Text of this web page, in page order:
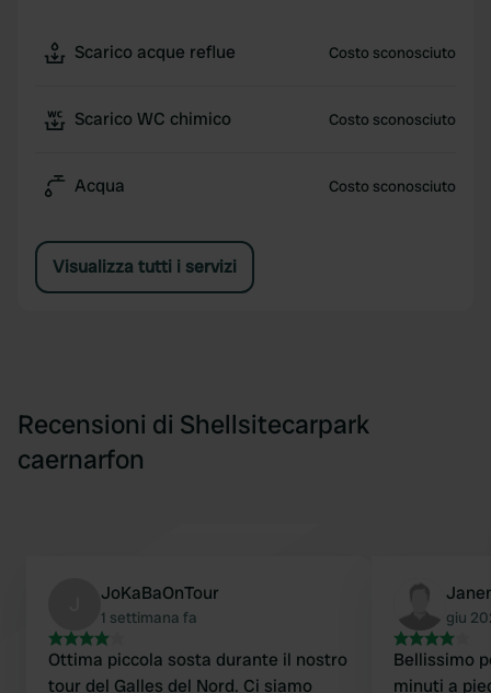
Scarico acque reflue Costo sconosciuto
Scarico WC chimico Costo sconosciuto
Acqua Costo sconosciuto
Visualizza tutti i servizi
Recensioni di Shellsitecarpark
caernarfon
JoKaBaOnTour
1 settimana fa
Ottima piccola sosta durante il nostro
tour del Galles del Nord. Ci siamo
giu
Bellissimo
minuti a